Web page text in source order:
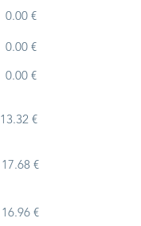
0.00 €
0.00 €
0.00 €
13.32 €
17.68 €
16.96 €